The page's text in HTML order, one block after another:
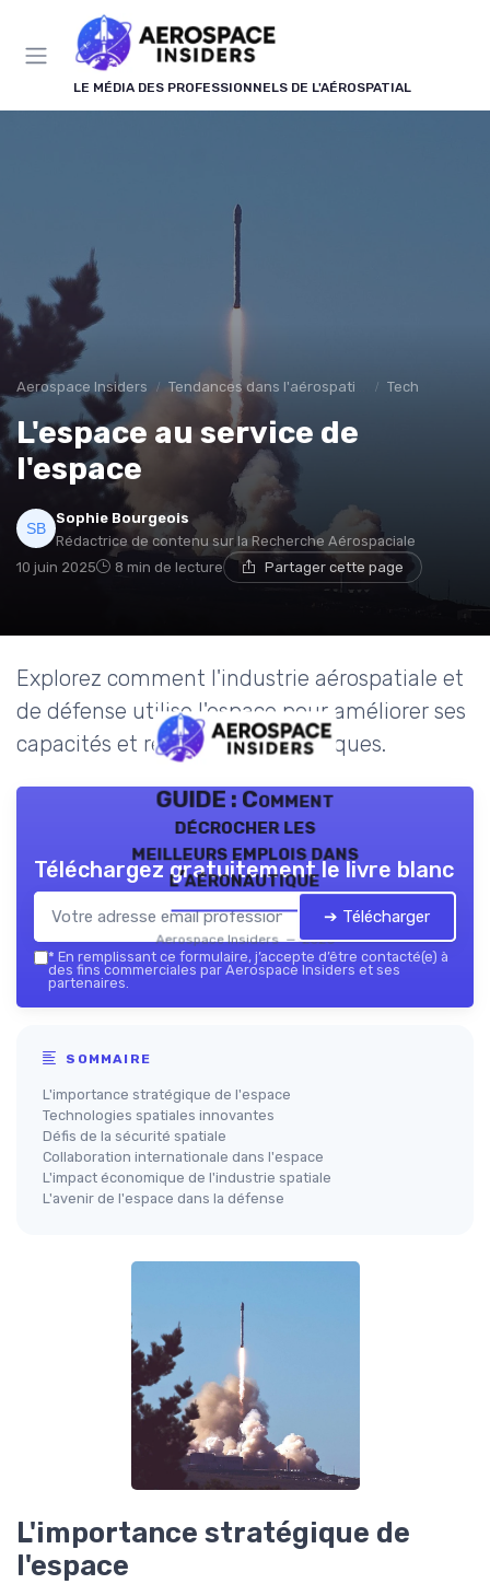
LE MÉDIA DES PROFESSIONNELS DE L'AÉROSPATIAL
Aerospace Insiders Tendances dans l'aérospatial Tech
L'espace au service de
l'espace
Sophie Bourgeois
Rédactrice de contenu sur la Recherche Aérospaciale
10 juin 2025
8 min de lecture Partager cette page
Explorez comment l'industrie aérospatiale et
de défense utilise l'espace pour améliorer ses
capacités et relever les défis uniques.
GUIDE : Comment
décrocher les
meilleurs emplois dans
l’aéronautique
Aerospace Insiders — 2026
Téléchargez gratuitement le livre blanc
➔ Télécharger
* En remplissant ce formulaire, j’accepte d’être contacté(e) à
des fins commerciales par Aerospace Insiders et ses
partenaires.
SOMMAIRE
L'importance stratégique de l'espace
Technologies spatiales innovantes
Défis de la sécurité spatiale
Collaboration internationale dans l'espace
L'impact économique de l'industrie spatiale
L'avenir de l'espace dans la défense
L'importance stratégique de
l'espace
Panneau de gestion des cookies